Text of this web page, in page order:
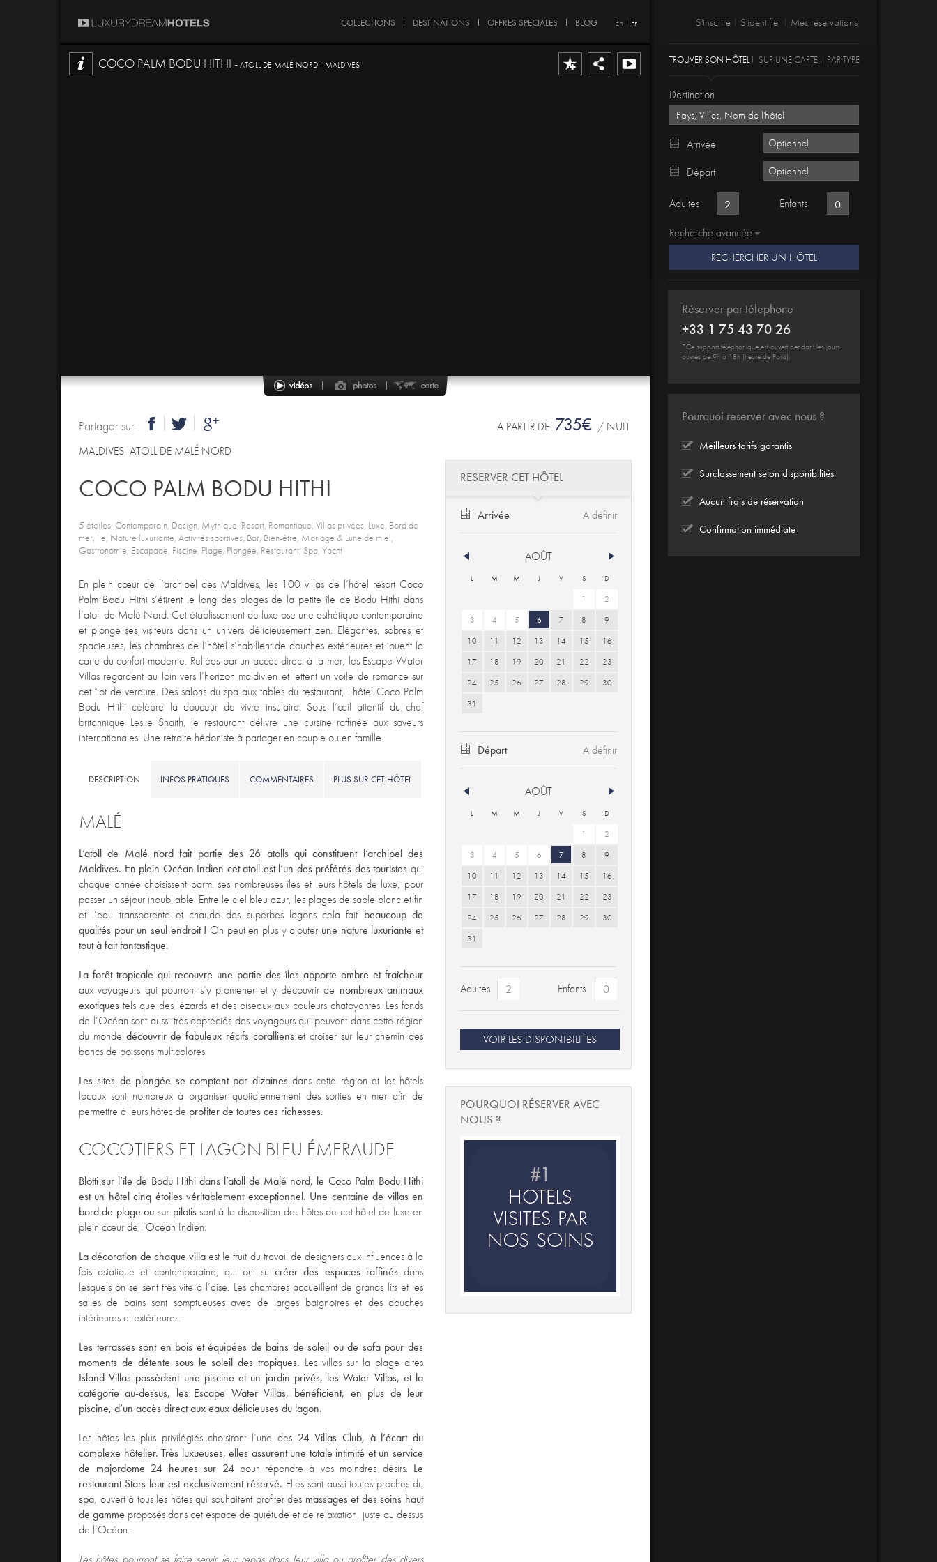
COLLECTIONS DESTINATIONS OFFRES SPECIALES BLOG En Fr S'inscrire | S'identifier | Mes réservations
COCO PALM BODU HITHI -ATOLL DE MALÉ NORD - MALDIVES
A PARTIR DE 735€ / NUIT
Partager sur :
MALDIVES, ATOLL DE MALÉ NORD
COCO PALM BODU HITHI
5 étoiles, Contemporain, Design, Mythique, Resort, Romantique, Villas privées, Luxe, Bord de
mer, Ile, Nature luxuriante, Activités sportives, Bar, Bien-être, Mariage & Lune de miel,
Gastronomie, Escapade, Piscine, Plage, Plongée, Restaurant, Spa, Yacht
En plein cœur de l’archipel des Maldives, les 100 villas de l’hôtel resort Coco
Palm Bodu Hithi s’étirent le long des plages de la petite île de Bodu Hithi dans
l’atoll de Malé Nord. Cet établissement de luxe ose une esthétique contemporaine
et plonge ses visiteurs dans un univers délicieusement zen. Elégantes, sobres et
spacieuses, les chambres de l’hôtel s’habillent de douches extérieures et jouent la
carte du confort moderne. Reliées par un accès direct à la mer, les Escape Water
Villas regardent au loin vers l’horizon maldivien et jettent un voile de romance sur
cet îlot de verdure. Des salons du spa aux tables du restaurant, l’hôtel Coco Palm
Bodu Hithi célèbre la douceur de vivre insulaire. Sous l’œil attentif du chef
britannique Leslie Snaith, le restaurant délivre une cuisine raffinée aux saveurs
internationales. Une retraite hédoniste à partager en couple ou en famille.
DESCRIPTION INFOS PRATIQUES COMMENTAIRES PLUS SUR CET HÔTEL
MALÉ
L’atoll de Malé nord fait partie des 26 atolls qui constituent l’archipel des
Maldives. En plein Océan Indien cet atoll est l’un des préférés des touristes qui
chaque année choisissent parmi ses nombreuses îles et leurs hôtels de luxe, pour
passer un séjour inoubliable. Entre le ciel bleu azur, les plages de sable blanc et fin
et l’eau transparente et chaude des superbes lagons cela fait beaucoup de
qualités pour un seul endroit ! On peut en plus y ajouter une nature luxuriante et
tout à fait fantastique.
La forêt tropicale qui recouvre une partie des îles apporte ombre et fraîcheur
aux voyageurs qui pourront s’y promener et y découvrir de nombreux animaux
exotiques tels que des lézards et des oiseaux aux couleurs chatoyantes. Les fonds
de l’Océan sont aussi très appréciés des voyageurs qui peuvent dans cette région
du monde découvrir de fabuleux récifs coralliens et croiser sur leur chemin des
bancs de poissons multicolores.
Les sites de plongée se comptent par dizaines dans cette région et les hôtels
locaux sont nombreux à organiser quotidiennement des sorties en mer afin de
permettre à leurs hôtes de profiter de toutes ces richesses.
COCOTIERS ET LAGON BLEU ÉMERAUDE
Blotti sur l’île de Bodu Hithi dans l’atoll de Malé nord, le Coco Palm Bodu Hithi
est un hôtel cinq étoiles véritablement exceptionnel. Une centaine de villas en
bord de plage ou sur pilotis sont à la disposition des hôtes de cet hôtel de luxe en
plein cœur de l’Océan Indien.
La décoration de chaque villaest le fruit du travail de designers aux influences à la
fois asiatique et contemporaine, qui ont sucréer des espaces raffinés dans
lesquels on se sent très vite à l’aise. Les chambres accueillent de grands lits et les
salles de bains sont somptueuses avec de larges baignoires et des douches
intérieures et extérieures.
Les terrasses sont en bois et équipées de bains de soleil ou de sofa pour des
moments de détente sous le soleil des tropiques. Les villas sur la plage dites
Island Villas possèdent une piscine et un jardin privés, les Water Villas, et la
catégorie au-dessus, les Escape Water Villas, bénéficient, en plus de leur
piscine, d’un accès direct aux eaux délicieuses du lagon.
Les hôtes les plus privilégiés choisiront l’une des 24 Villas Club, à l’écart du
complexe hôtelier. Très luxueuses, elles assurent une totale intimité et un service
de majordome 24 heures sur 24pour répondre à vos moindres désirs. Le
restaurant Stars leur est exclusivement réservé. Elles sont aussi toutes proches du
spa, ouvert à tous les hôtes qui souhaitent profiter des massages et des soins haut
de gamme proposés dans cet espace de quiétude et de relaxation, juste au dessus
de l’Océan.
Les hôtes pourront se faire servir leur repas dans leur villa ou profiter des divers
RESERVER CET HÔTEL
Arrivée
AOÛT
L M M J V S D
1
2
3
4 5 6 7 8
9
10
11 12 13 14 15
16
17
18 19 20 21 22
23
24
25 26 27 28 29
30
31
Départ
AOÛT
L M M J V S D
1
2
3
4 5 6 7 8
9
10
11 12 13 14 15
16
17
18 19 20 21 22
23
24
25 26 27 28 29
30
31
Adultes Enfants
VOIR LES DISPONIBILITES
POURQUOI RÉSERVER AVEC
NOUS ?
TROUVER SON HÔTEL SUR UNE CARTE PAR TYPE
Destination
Arrivée
Départ
Adultes
Enfants
Recherche avancée
RECHERCHER UN HÔTEL
Réserver par télephone
+33 1 75 43 70 26
*Ce support téléphonique est ouvert pendant les jours
ouvrés de 9h à 18h (heure de Paris).
Pourquoi reserver avec nous ?
Meilleurs tarifs garantis
Surclassement selon disponibilités
Aucun frais de réservation
Confirmation immédiate